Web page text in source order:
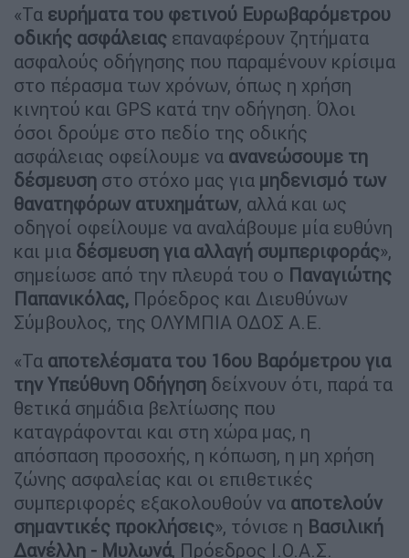
«Τα ευρήματα του φετινού Ευρωβαρόμετρου
οδικής ασφάλειας επαναφέρουν ζητήματα
ασφαλούς οδήγησης που παραμένουν κρίσιμα
στο πέρασμα των χρόνων, όπως η χρήση
κινητού και GPS κατά την οδήγηση. Όλοι
όσοι δρούμε στο πεδίο της οδικής
ασφάλειας οφείλουμε να ανανεώσουμε τη
δέσμευση στο στόχο μας για μηδενισμό των
θανατηφόρων ατυχημάτων, αλλά και ως
οδηγοί οφείλουμε να αναλάβουμε μία ευθύνη
και μια δέσμευση για αλλαγή συμπεριφοράς»,
σημείωσε από την πλευρά του ο Παναγιώτης
Παπανικόλας, Πρόεδρος και Διευθύνων
Σύμβουλος, της ΟΛΥΜΠΙΑ ΟΔΟΣ Α.Ε.
«Τα αποτελέσματα του 16ου Βαρόμετρου για
την Υπεύθυνη Οδήγηση δείχνουν ότι, παρά τα
θετικά σημάδια βελτίωσης που
καταγράφονται και στη χώρα μας, η
απόσπαση προσοχής, η κόπωση, η μη χρήση
ζώνης ασφαλείας και οι επιθετικές
συμπεριφορές εξακολουθούν να αποτελούν
σημαντικές προκλήσεις», τόνισε η Βασιλική
Δανέλλη - Μυλωνά, Πρόεδρος Ι.Ο.Α.Σ.